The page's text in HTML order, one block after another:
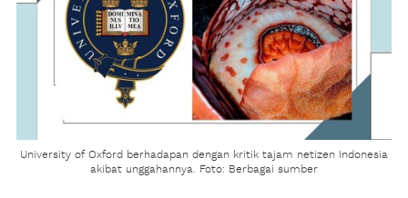
University of Oxford berhadapan dengan kritik tajam netizen Indonesia
akibat unggahannya. Foto: Berbagai sumber